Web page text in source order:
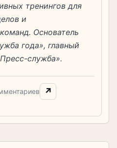
тренингов для
и
Основатель
года», главный
служба».
↗